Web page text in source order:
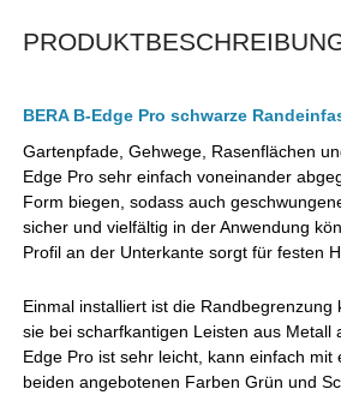
BERA B-Edge Pro schwarze
Gartenpfade, Gehwege, Rasenflächen
Edge Pro sehr einfach voneinander
Form biegen, sodass auch
sicher und vielfältig in der Anwendung
Profil an der Unterkante sorgt für festen
Einmal installiert ist die
sie bei scharfkantigen Leisten aus
Edge Pro ist sehr leicht, kann einfach
beiden angebotenen Farben Grün und